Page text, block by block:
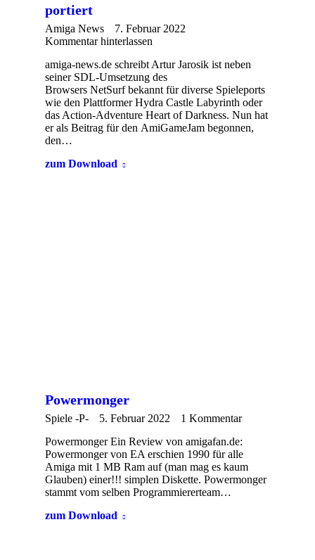
portiert
Amiga News
7. Februar 2022
Kommentar hinterlassen
amiga-news.de schreibt Artur Jarosik ist neben
seiner SDL-Umsetzung des
Browsers NetSurf bekannt für diverse Spieleports
wie den Plattformer Hydra Castle Labyrinth oder
das Action-Adventure Heart of Darkness. Nun hat
er als Beitrag für den AmiGameJam begonnen,
den…
zum Download
Powermonger
Spiele -P- 5. Februar 2022
1 Kommentar
Powermonger Ein Review von amigafan.de:
Powermonger von EA erschien 1990 für alle
Amiga mit 1 MB Ram auf (man mag es kaum
Glauben) einer!!! simplen Diskette. Powermonger
stammt vom selben Programmiererteam…
zum Download